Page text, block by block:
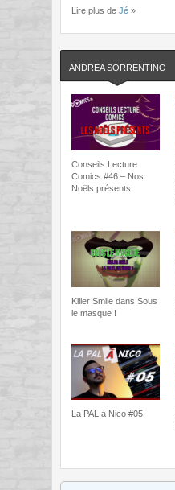
Lire plus de Jé »
ANDREA SORRENTINO
Conseils Lecture
Comics #46 – Nos
Noëls présents
Killer Smile dans Sous
le masque !
La PAL à Nico #05